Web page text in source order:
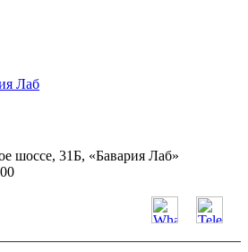
Лаб
шоссе, 31Б, «Бавария Лаб»